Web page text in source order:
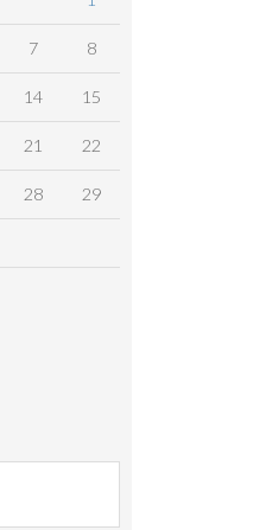
7 8
14 15
21 22
28 29